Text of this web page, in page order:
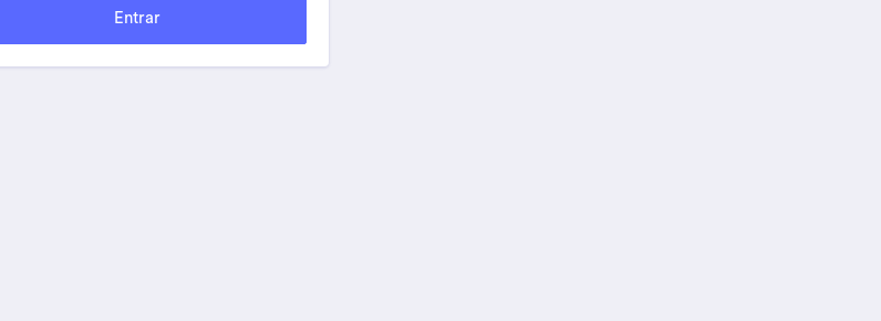
Entrar